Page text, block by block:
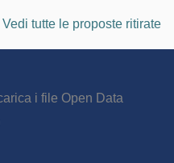
Vedi tutte le proposte ritirate
i file Open Data
- Poliste su Facebook